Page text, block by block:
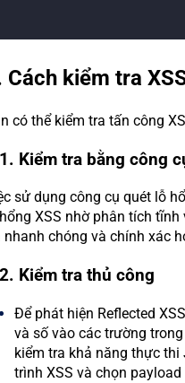
Cách kiểm tra
có thể kiểm tra tấn công
Kiểm tra bằng công
sử dụng công cụ quét lỗ
XSS nhờ phân tích
nhanh chóng và chính xác
Kiểm tra thủ công
Để phát hiện Reflected
và số vào các trường
kiểm tra khả năng thực
trình XSS và chọn